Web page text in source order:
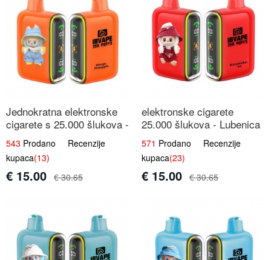
Jednokratna elektronske
cigarete s 25.000 šlukova -
Mango & Ananas |
Egzotična Voćna
Mješavina
543 Prodano Recenzije
kupaca(13)
€ 15.00 € 30.65
elektronske cigarete
25.000 šlukova - Lubenica
Led | Osježavajući Ljetni
Okus
571 Prodano Recenzije
kupaca(23)
€ 15.00 € 30.65